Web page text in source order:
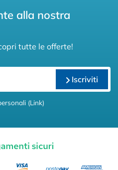
alla nostra
tutte le offerte!
Iscriviti
(Link)